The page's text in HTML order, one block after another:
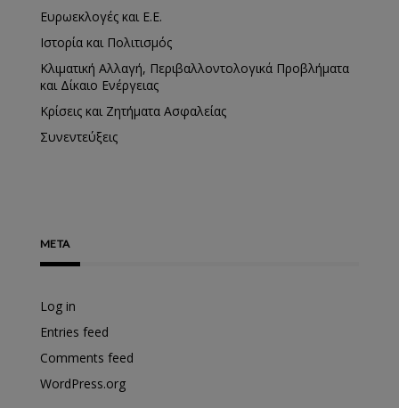
Ευρωεκλογές και Ε.Ε.
Ιστορία και Πολιτισμός
Κλιματική Αλλαγή, Περιβαλλοντολογικά Προβλήματα
και Δίκαιο Ενέργειας
Κρίσεις και Ζητήματα Ασφαλείας
Συνεντεύξεις
META
Log in
Entries feed
Comments feed
WordPress.org